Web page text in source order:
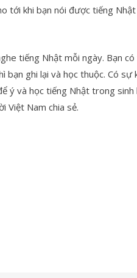
tới khi bạn nói được tiếng
tiếng Nhật mỗi ngày. Bạn
ghi lại và học thuộc. Có
ý và học tiếng Nhật trong
Việt Nam chia sẻ.